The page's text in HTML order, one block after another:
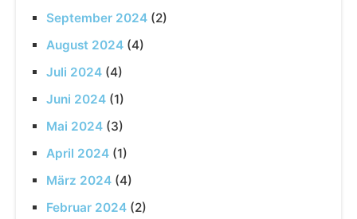
September 2024 (2)
August 2024 (4)
Juli 2024 (4)
Juni 2024 (1)
Mai 2024 (3)
April 2024 (1)
März 2024 (4)
Februar 2024 (2)